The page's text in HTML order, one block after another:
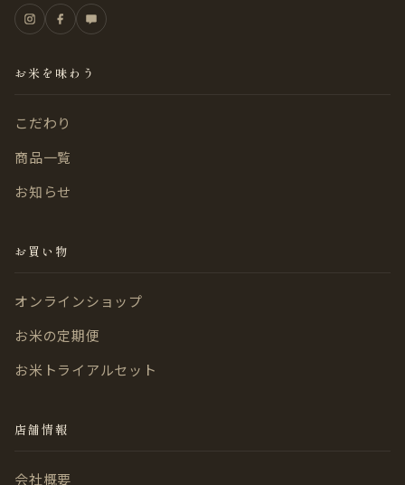
お米を味わう
こだわり
商品一覧
お知らせ
お買い物
オンラインショップ
お米の定期便
お米トライアルセット
店舗情報
会社概要